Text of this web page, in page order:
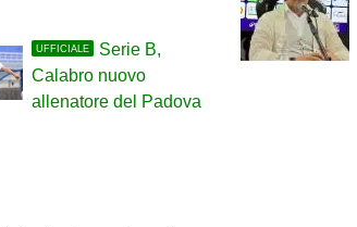
UFFICIALE
Serie B,
Calabro nuovo
allenatore del Padova